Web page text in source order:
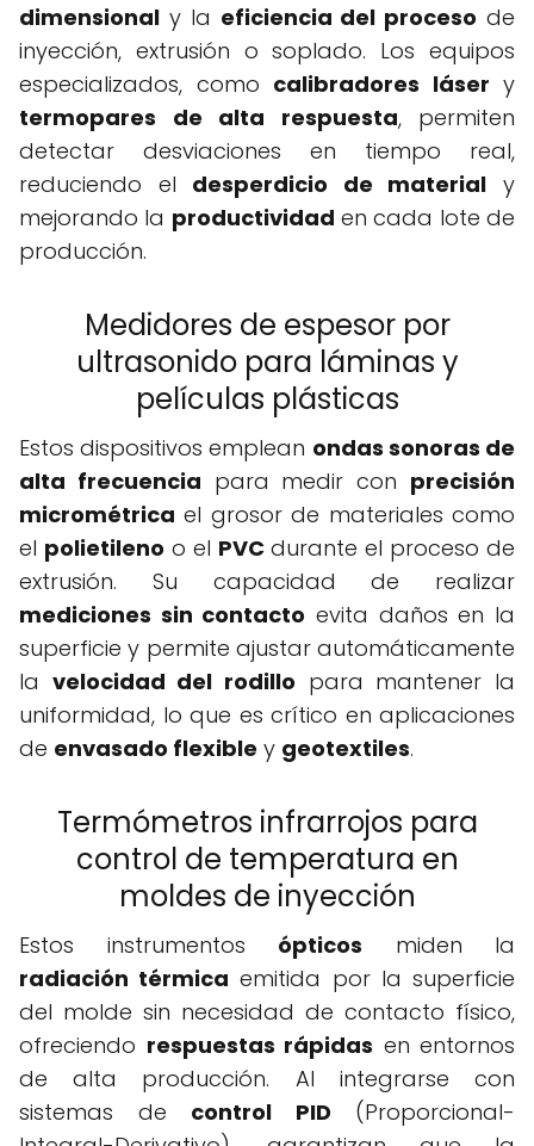
dimensional y la eficiencia del proceso de
inyección, extrusión o soplado. Los equipos
especializados, como calibradores láser y
termopares de alta respuesta, permiten
detectar desviaciones en tiempo real,
reduciendo el desperdicio de material y
mejorando la productividad en cada lote de
producción.
Medidores de espesor por
ultrasonido para láminas y
películas plásticas
Estos dispositivos emplean ondas sonoras de
alta frecuencia para medir con precisión
micrométrica el grosor de materiales como
el polietileno o el PVCdurante el proceso de
extrusión. Su capacidad de realizar
mediciones sin contacto evita daños en la
superficie y permite ajustar automáticamente
la velocidad del rodillo para mantener la
uniformidad, lo que es crítico en aplicaciones
de envasado flexible y geotextiles.
Termómetros infrarrojos para
control de temperatura en
moldes de inyección
Estos instrumentos ópticos miden la
radiación térmica emitida por la superficie
del molde sin necesidad de contacto físico,
ofreciendo respuestas rápidas en entornos
de alta producción. Al integrarse con
sistemas de control PID (Proporcional-